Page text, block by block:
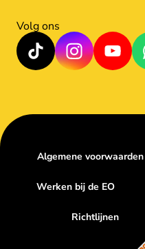
Volg ons
Algemene voorwaarden
Werken bij de EO
Richtlijnen